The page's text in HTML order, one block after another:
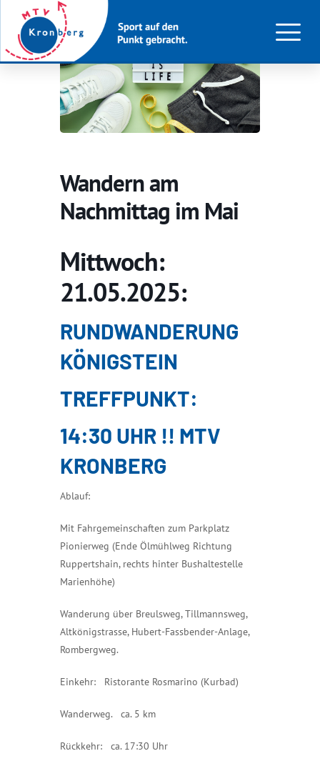
Wandern am
Nachmittag im Mai
Mittwoch:
21.05.2025:
RUNDWANDERUNG
KÖNIGSTEIN
TREFFPUNKT:
14:30 UHR !! MTV
KRONBERG
Ablauf:
Mit Fahrgemeinschaften zum Parkplatz
Pionierweg (Ende Ölmühlweg Richtung
Ruppertshain, rechts hinter Bushaltestelle
Marienhöhe)
Wanderung über Breulsweg, Tillmannsweg,
Altkönigstrasse, Hubert-Fassbender-Anlage,
Rombergweg.
Einkehr: Ristorante Rosmarino (Kurbad)
Wanderweg. ca. 5 km
Rückkehr: ca. 17:30 Uhr